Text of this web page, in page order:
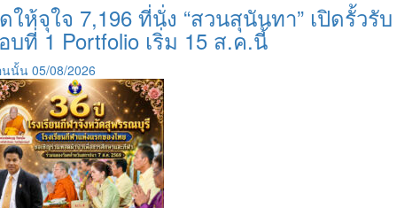
ให้จุใจ 7,196 ที่นั่ง “สวนสุนันทา” เปิดรั้วรับ
บที่ 1 Portfolio เริ่ม 15 ส.ค.นี้
นนั้น 05/08/2026